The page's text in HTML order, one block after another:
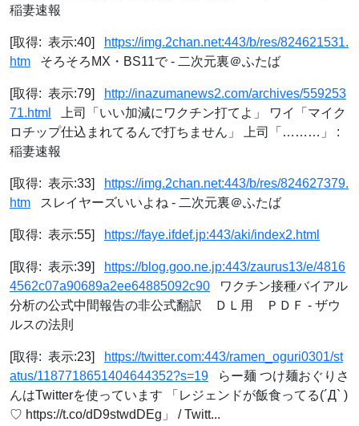
稲妻速報
[取得: 表示:40]
https://img.2chan.net:443/b/res/824621531.
htm そろそろMX・BS11で - 二次元裏＠ふたば
[取得: 表示:79]
http://inazumanews2.com/archives/559253
71.html
上司「いい加減にワクチン打てよ」 ワイ「マイク
ロチップ仕込まれてるんで打ちません」 上司「………」 :
稲妻速報
[取得: 表示:33]
https://img.2chan.net:443/b/res/824627379.
htm スレイヤーズいいよね - 二次元裏＠ふたば
[取得: 表示:55] https://faye.ifdef.jp:443/aki/index2.html
[取得: 表示:39]
https://blog.goo.ne.jp:443/zaurus13/e/4816
4562c07a90689a2ee64885092c90 ワクチン接種バイアル
分析の公式中間報告の非公式翻訳 ＤＬ用 ＰＤＦ - ザウ
ルスの法則
[取得: 表示:23]
https://twitter.com:443/ramen_oguri0301/st
atus/1187718651404644352?s=19 らー麺 つけ麺おぐりさ
んはTwitterを使っています 「レジェンドが飯食ってる(´Д` )
♡ https://t.co/dD9stwdDEg」 / Twitt...